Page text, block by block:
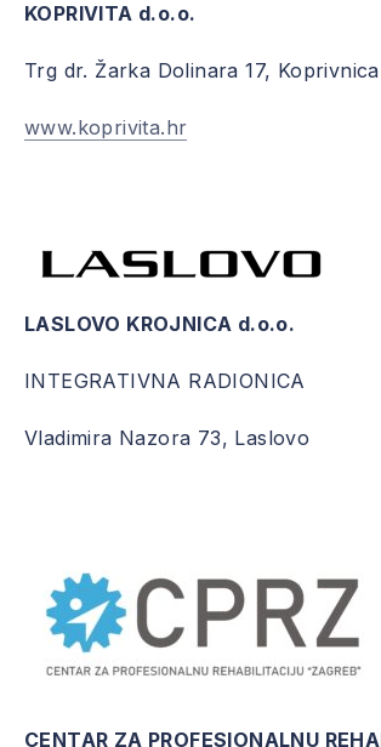
KOPRIVITA d.o.o.
Trg dr. Žarka Dolinara 17, Koprivnica
www.koprivita.hr
LASLOVO KROJNICA d.o.o.
INTEGRATIVNA RADIONICA
Vladimira Nazora 73, Laslovo
CENTAR ZA PROFESIONALNU